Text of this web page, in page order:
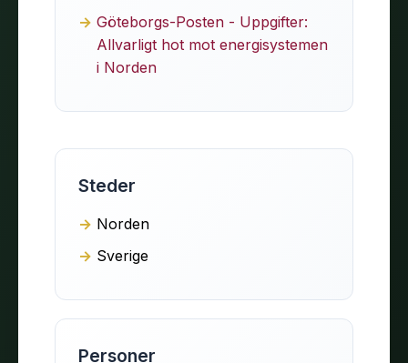
Göteborgs-Posten - Uppgifter:
Allvarligt hot mot energisystemen
i Norden
Steder
Norden
Sverige
Personer